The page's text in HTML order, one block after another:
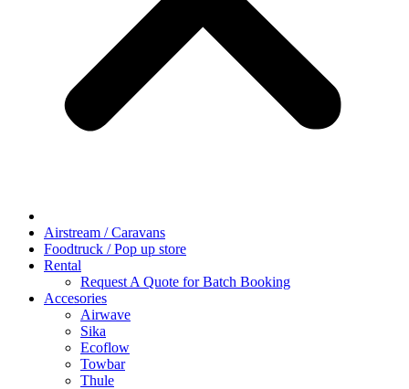
Airstream / Caravans
Foodtruck / Pop up store
Rental
Request A Quote for Batch Booking
Accesories
Airwave
Sika
Ecoflow
Towbar
Thule